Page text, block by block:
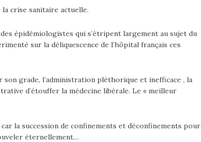
crise sanitaire actuelle.
des épidémiologistes qui s’étripent largement au sujet du
sur la déliquescence de l’hôpital français ces
grade, l’administration pléthorique et inefficace , la
d’étouffer la médecine libérale. Le « meilleur
la succession de confinements et déconfinements pour
éternellement…